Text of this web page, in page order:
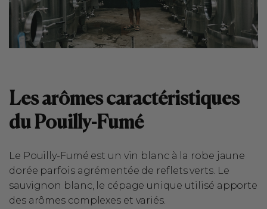
Les arômes caractéristiques
du Pouilly-Fumé
Le Pouilly-Fumé est un vin blanc à la robe jaune
dorée parfois agrémentée de reflets verts. Le
sauvignon blanc, le cépage unique utilisé apporte
des arômes complexes et variés.